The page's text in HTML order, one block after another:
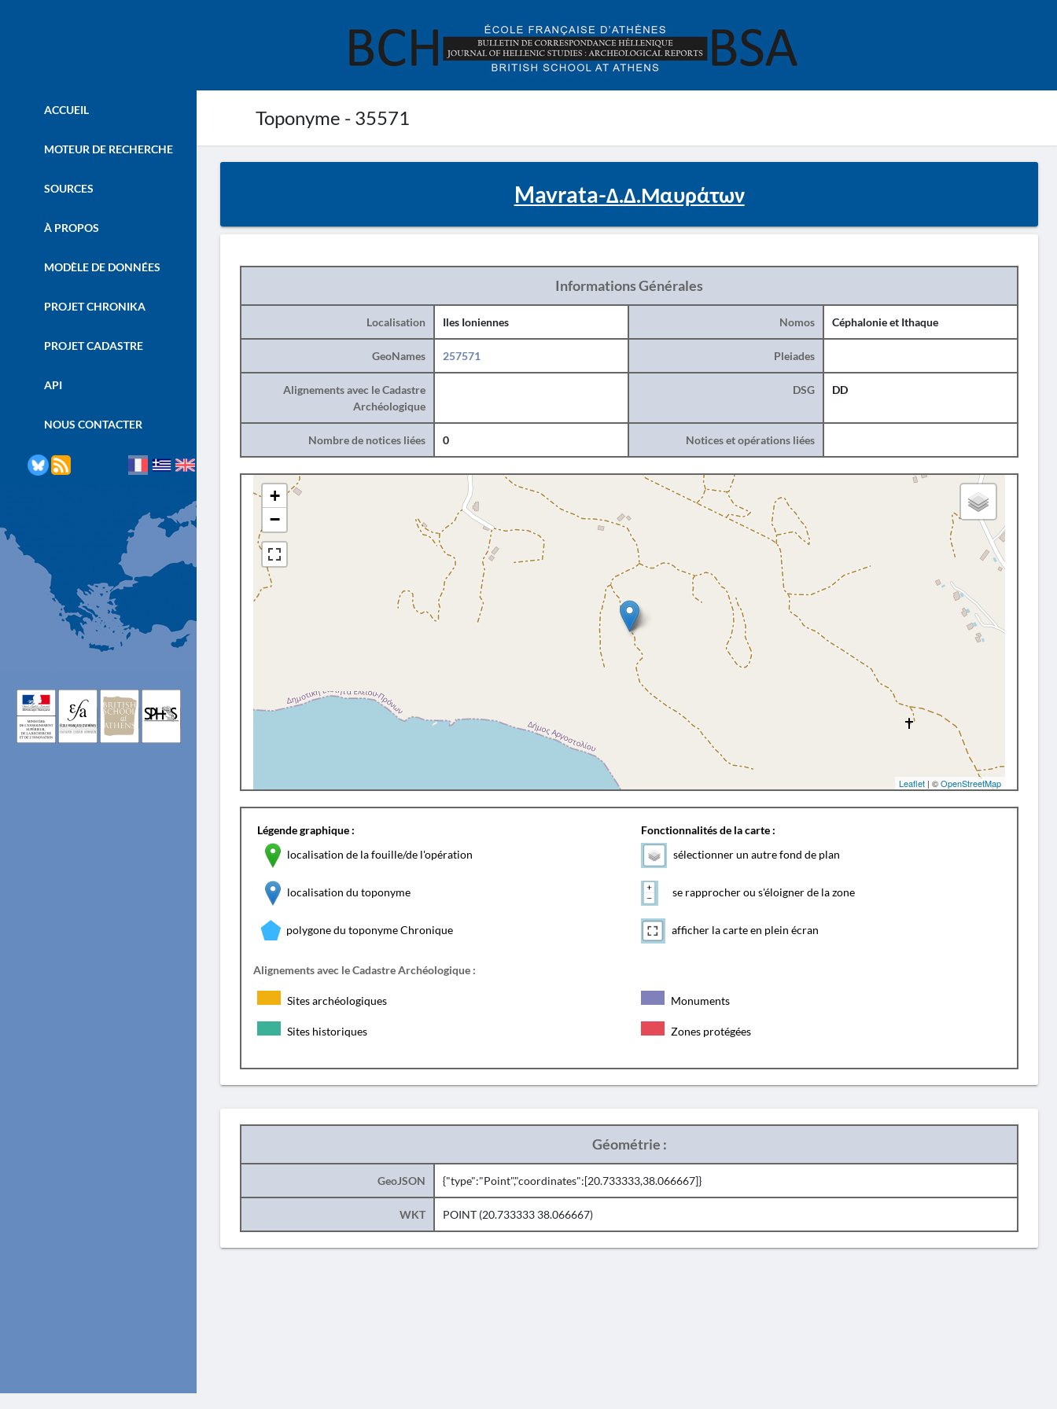
Toponyme - 35571
ACCUEIL
MOTEUR DE RECHERCHE
SOURCES
À PROPOS
MODÈLE DE DONNÉES
PROJET CHRONIKA
PROJET CADASTRE
API
NOUS CONTACTER
Mavrata-Δ.Δ.Μαυράτων
Informations Générales
Localisation Iles Ioniennes Nomos Céphalonie et Ithaque
GeoNames 257571 Pleiades
Alignements avec le Cadastre
Archéologique
DSG DD
Nombre de notices liées 0 Notices et opérations liées
+
−
Leaflet | ©OpenStreetMap
Légende graphique :
localisation de la fouille/de l'opération
localisation du toponyme
polygone du toponyme Chronique
Fonctionnalités de la carte :
sélectionner un autre fond de plan
se rapprocher ou s'éloigner de la zone
afficher la carte en plein écran
Alignements avec le Cadastre Archéologique :
Sites archéologiques Monuments
Sites historiques Zones protégées
Géométrie :
GeoJSON {"type":"Point","coordinates":[20.733333,38.066667]}
WKT POINT (20.733333 38.066667)